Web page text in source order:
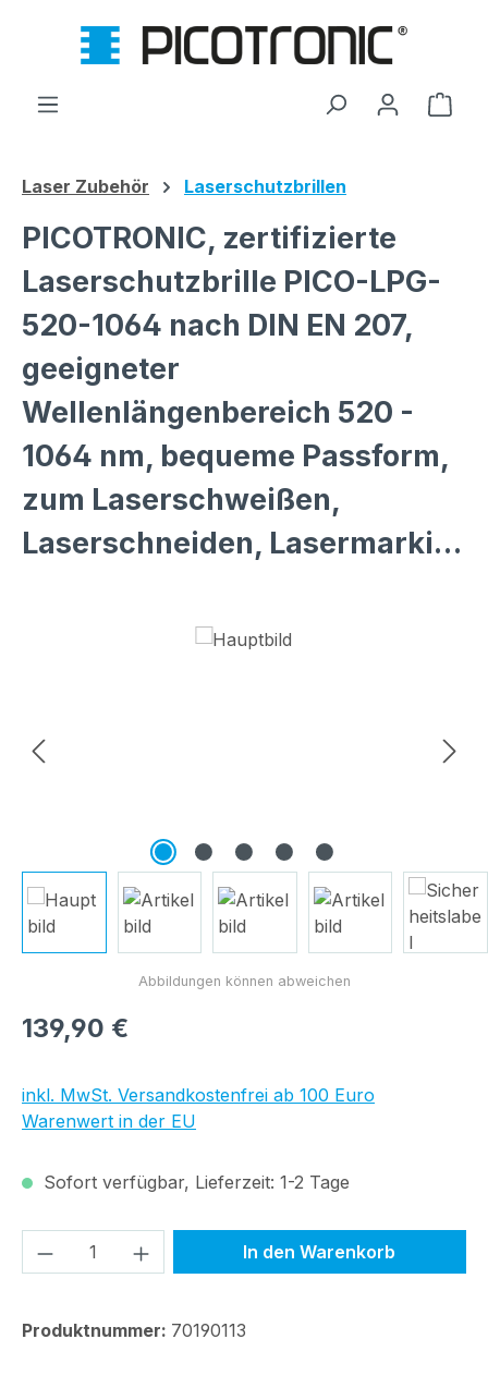
Zum Hauptinhalt springen
Laser Zubehör Laserschutzbrillen
PICOTRONIC, zertifizierte
Laserschutzbrille PICO-LPG-
520-1064 nach DIN EN 207,
geeigneter
Wellenlängenbereich 520 -
1064 nm, bequeme Passform,
zum Laserschweißen,
Laserschneiden, Lasermarki…
Bildergalerie überspringen
Regulärer Preis:
139,90 €
inkl. MwSt. Versandkostenfrei ab 100 Euro
Warenwert in der EU
Sofort verfügbar, Lieferzeit: 1-2 Tage
Produkt Anzahl: Gib denIn den Warenkorb
Produktnummer: 70190113